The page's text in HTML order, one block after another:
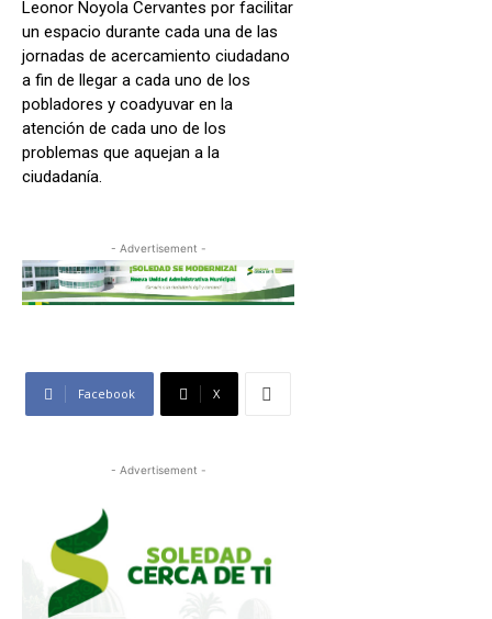
Leonor Noyola Cervantes por facilitar
un espacio durante cada una de las
jornadas de acercamiento ciudadano
a fin de llegar a cada uno de los
pobladores y coadyuvar en la
atención de cada uno de los
problemas que aquejan a la
ciudadanía.
- Advertisement -
Facebook X
- Advertisement -